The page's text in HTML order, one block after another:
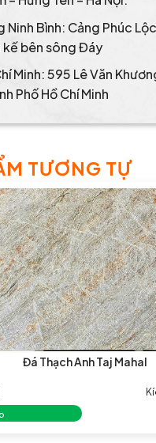
Ninh Bình: Cảng Phúc
kế bên sông Đáy
Minh: 595 Lê Văn
Phố Hồ Chí Minh
TƯƠNG TỰ
Đá Thạch Anh Taj Mahal